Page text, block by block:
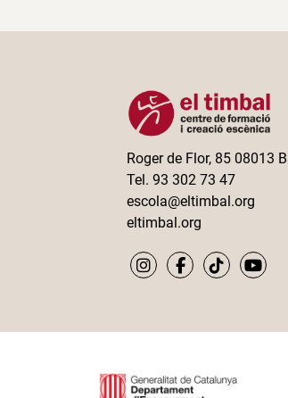
Roger de Flor, 85 08013
Tel. 93 302 73 47
escola@eltimbal.org
eltimbal.org